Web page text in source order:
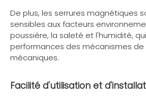
De plus, les serrures magnétiques
sensibles aux facteurs
poussière, la saleté et l'humidité,
performances des mécanismes de
mécaniques.
Facilité d'utilisation et